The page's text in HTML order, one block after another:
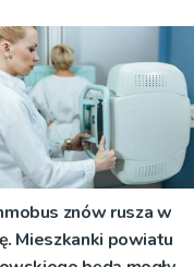
znów rusza w
Mieszkanki powiatu